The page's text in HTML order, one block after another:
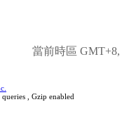
當前時區 GMT+8,
, Gzip enabled